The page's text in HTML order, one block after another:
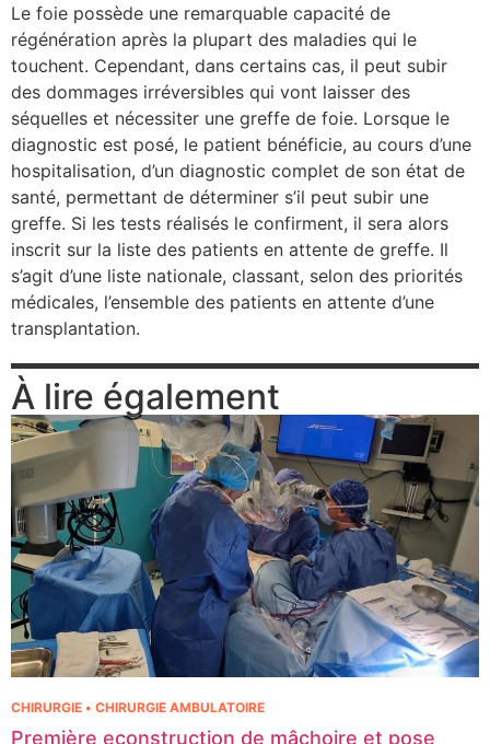
Le foie possède une remarquable capacité de
régénération après la plupart des maladies qui le
touchent. Cependant, dans certains cas, il peut subir
des dommages irréversibles qui vont laisser des
séquelles et nécessiter une greffe de foie. Lorsque le
diagnostic est posé, le patient bénéficie, au cours d’une
hospitalisation, d’un diagnostic complet de son état de
santé, permettant de déterminer s’il peut subir une
greffe. Si les tests réalisés le confirment, il sera alors
inscrit sur la liste des patients en attente de greffe. Il
s’agit d’une liste nationale, classant, selon des priorités
médicales, l’ensemble des patients en attente d’une
transplantation.
À lire également
Première econstruction de mâchoire et pose
CHIRURGIE • CHIRURGIE AMBULATOIRE